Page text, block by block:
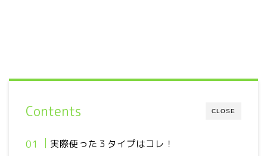
CLOSE
Contents
実際使った３タイプはコレ！